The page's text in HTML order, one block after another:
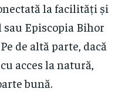
la facilități și
Episcopia Bihor
de altă parte, dacă
acces la natură,
bună.